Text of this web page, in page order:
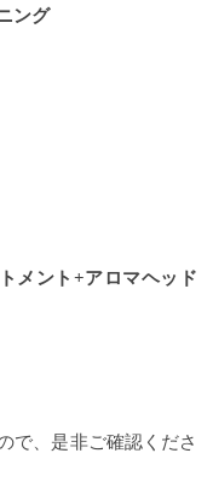
ング
メント+アロマヘッド
で、是非ご確認くださ